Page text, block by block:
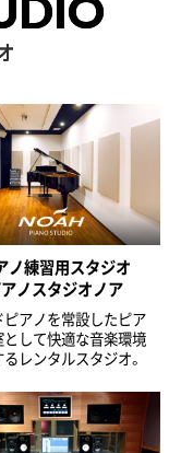
ノ練習用スタジオ
ノスタジオノア
ピアノを常設したピア
として快適な音楽環境
レンタルスタジオ。